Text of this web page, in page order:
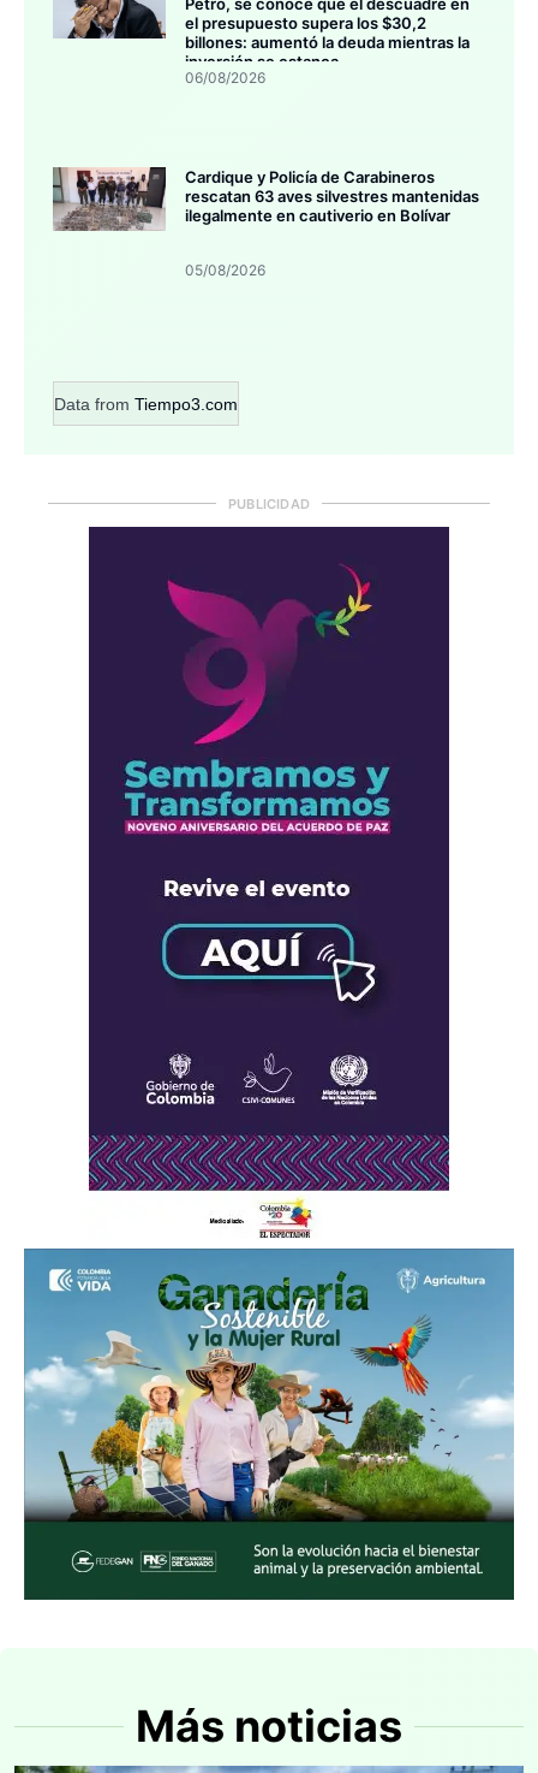
Petro, se conoce que el descuadre en
el presupuesto supera los $30,2
billones: aumentó la deuda mientras la
inversión se estanca
06/08/2026
Cardique y Policía de Carabineros
rescatan 63 aves silvestres mantenidas
ilegalmente en cautiverio en Bolívar
05/08/2026
Data from Tiempo3.com
PUBLICIDAD
Más noticias